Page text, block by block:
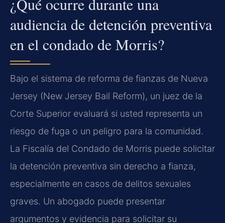
¿Qué ocurre durante una
audiencia de detención preventiva
en el condado de Morris?
Bajo el sistema de reforma de fianzas de Nueva
Jersey (New Jersey Bail Reform), un juez de la
Corte Superior evaluará si usted representa un
riesgo de fuga o un peligro para la comunidad.
La Fiscalía del Condado de Morris puede solicitar
la detención preventiva sin derecho a fianza,
especialmente en casos de delitos sexuales
graves. Un abogado puede presentar
argumentos y evidencia para solicitar su